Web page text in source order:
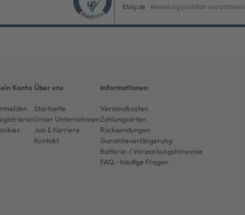
Konto Über uns
Startseite
Unser Unternehmen
Job & Karriere
Kontakt
Informationen
Versandkosten
Zahlungsarten
Rücksendungen
Garantieverlängerung
Batterie-/ Verpackungshinweise
FAQ - häufige Fragen